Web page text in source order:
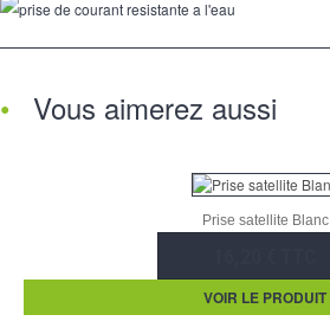
Vous aimerez aussi
Prise satellite Blanc
VOIR LE PRODUIT